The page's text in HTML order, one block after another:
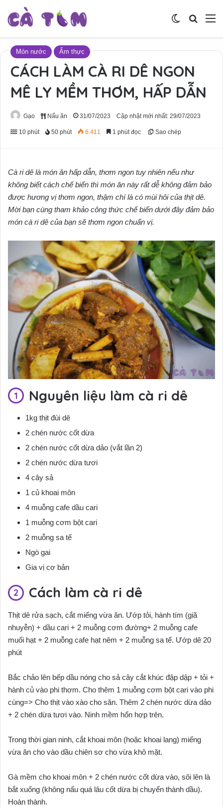
Tìm
Switch skin
Món nước Ẩm thực
CÁCH LÀM CÀ RI DÊ NGON
MÊ LY MỀM THƠM, HẤP DẪN
Gạo Nấu ăn 31/07/2023 Cập nhật mới nhất: 29/07/2023
10 phút 50 phút 6.411 1 phút đọc Sao chép
Cà ri dê là món ăn hấp dẫn, thơm ngon tuy nhiên nếu như
không biết cách chế biến thì món ăn này rất dễ không đảm bảo
được hương vị thơm ngon, thậm chí là có mùi hôi của thịt dê.
Mời bạn cùng tham khảo công thức chế biến dưới đây đảm bảo
món cà ri dê của bạn sẽ thơm ngon chuẩn vị.
Nguyên liệu làm cà ri dê
1kg thịt đùi dê
2 chén nước cốt dừa
2 chén nước cốt dừa dảo (vắt lần 2)
2 chén nước dừa tươi
4 cây sả
1 củ khoai môn
4 muỗng cafe dầu cari
1 muỗng cơm bột cari
2 muỗng sa tế
Ngò gai
Gia vị cơ bản
Cách làm cà ri dê
Thịt dê rửa sạch, cắt miếng vừa ăn. Ướp tỏi, hành tím (giã
nhuyễn) + dầu cari + 2 muỗng cơm đường+ 2 muỗng cafe
muối hạt + 2 muỗng cafe hạt nêm + 2 muỗng sa tế. Ướp dê 20
phút
Bắc chảo lên bếp dầu nóng cho sả cây cắt khúc đập dập + tỏi +
hành củ vào phi thơm. Cho thêm 1 muỗng cơm bột cari vào phi
cùng=> Cho thịt vào xào cho săn. Thêm 2 chén nước dừa dảo
+ 2 chén dừa tươi vào. Ninh mềm hổn hợp trên.
Trong thời gian ninh, cắt khoai môn (hoặc khoai lang) miếng
vừa ăn cho vào dầu chiên sơ cho vừa khô mặt.
Gà mềm cho khoai môn + 2 chén nước cốt dừa vào, sôi lên là
bắt xuống (không nấu quá lâu cốt dừa bị chuyển thành dầu).
Hoàn thành.